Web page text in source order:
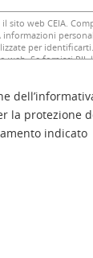
la protezione
indicato